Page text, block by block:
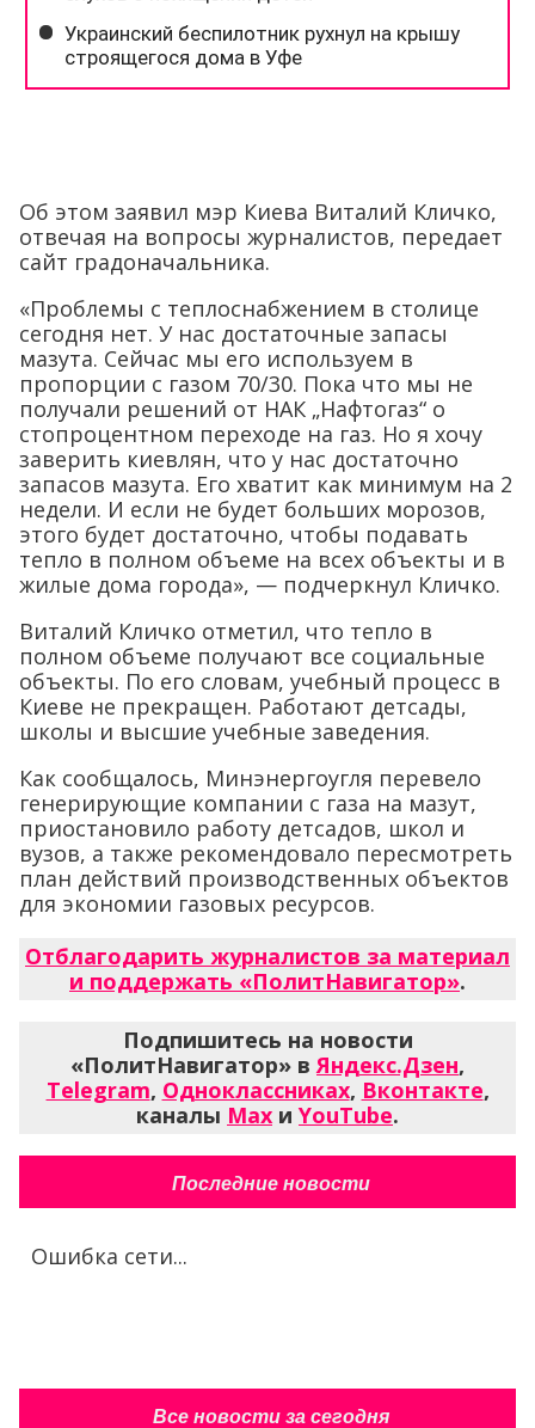
Об этом заявил мэр Киева Виталий Кличко,
отвечая на вопросы журналистов, передает
сайт градоначальника.
«Проблемы с теплоснабжением в столице
сегодня нет. У нас достаточные запасы
мазута. Сейчас мы его используем в
пропорции с газом 70/30. Пока что мы не
получали решений от НАК „Нафтогаз“ о
стопроцентном переходе на газ. Но я хочу
заверить киевлян, что у нас достаточно
запасов мазута. Его хватит как минимум на 2
недели. И если не будет больших морозов,
этого будет достаточно, чтобы подавать
тепло в полном объеме на всех объекты и в
жилые дома города», — подчеркнул Кличко.
Виталий Кличко отметил, что тепло в
полном объеме получают все социальные
объекты. По его словам, учебный процесс в
Киеве не прекращен. Работают детсады,
школы и высшие учебные заведения.
Как сообщалось, Минэнергоугля перевело
генерирующие компании с газа на мазут,
приостановило работу детсадов, школ и
вузов, а также рекомендовало пересмотреть
план действий производственных объектов
для экономии газовых ресурсов.
Отблагодарить журналистов за материал
и поддержать «ПолитНавигатор».
Подпишитесь на новости
«ПолитНавигатор» в Яндекс.Дзен,
Telegram, Одноклассниках, Вконтакте,
каналы Max и YouTube.
Последние новости
Ошибка сети...
Все новости за сегодня